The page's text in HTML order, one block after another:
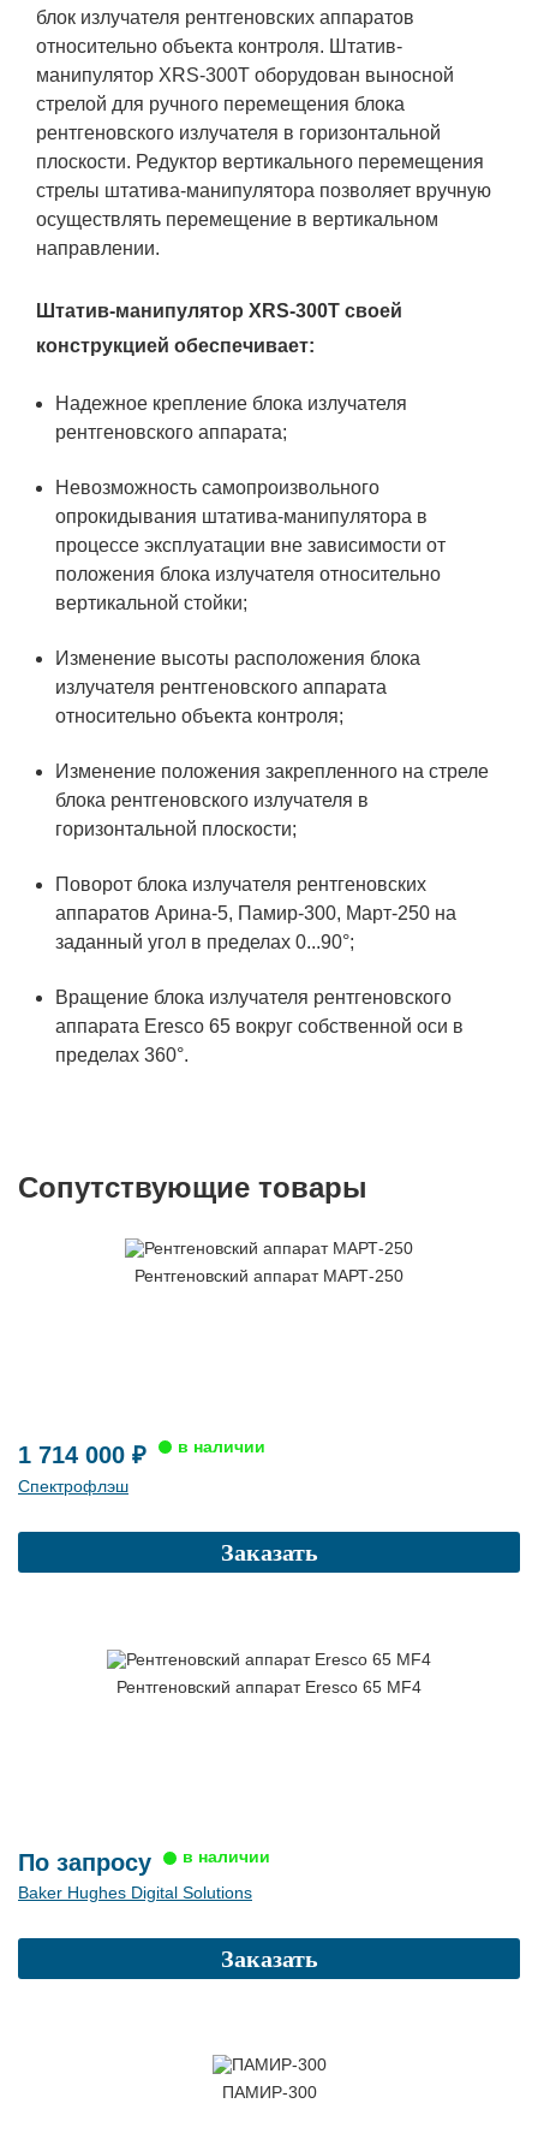
блок излучателя рентгеновских аппаратов
относительно объекта контроля. Штатив-
манипулятор XRS-300T оборудован выносной
стрелой для ручного перемещения блока
рентгеновского излучателя в горизонтальной
плоскости. Редуктор вертикального перемещения
стрелы штатива-манипулятора позволяет вручную
осуществлять перемещение в вертикальном
направлении.
Штатив-манипулятор XRS-300T своей
конструкцией обеспечивает:
Надежное крепление блока излучателя
рентгеновского аппарата;
Невозможность самопроизвольного
опрокидывания штатива-манипулятора в
процессе эксплуатации вне зависимости от
положения блока излучателя относительно
вертикальной стойки;
Изменение высоты расположения блока
излучателя рентгеновского аппарата
относительно объекта контроля;
Изменение положения закрепленного на стреле
блока рентгеновского излучателя в
горизонтальной плоскости;
Поворот блока излучателя рентгеновских
аппаратов Арина-5, Памир-300, Март-250 на
заданный угол в пределах 0...90°;
Вращение блока излучателя рентгеновского
аппарата Eresco 65 вокруг собственной оси в
пределах 360°.
Сопутствующие товары
Рентгеновский аппарат МАРТ-250
1 714 000 ₽
Спектрофлэш
Заказать
Рентгеновский аппарат Eresco 65 MF4
По запросу
Baker Hughes Digital Solutions
Заказать
ПАМИР-300